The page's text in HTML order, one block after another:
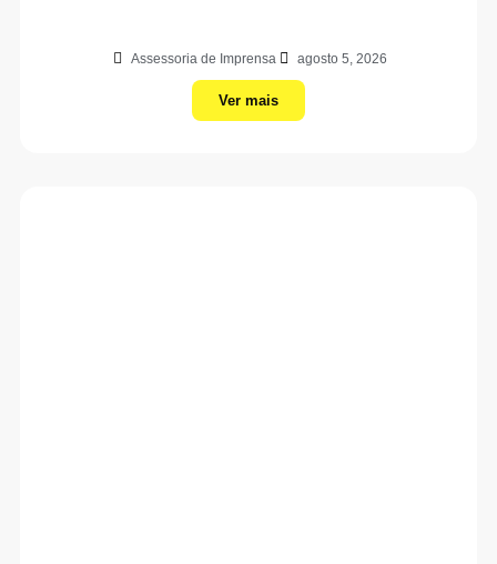
Assessoria de Imprensa agosto 5, 2026
Ver mais